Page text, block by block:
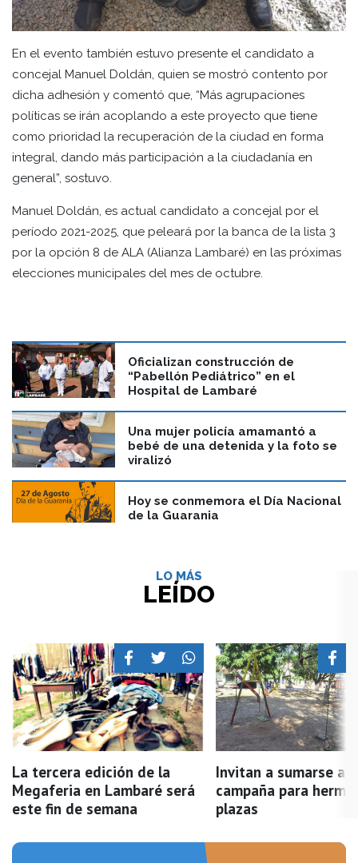
En el evento también estuvo presente el candidato a
concejal Manuel Doldán, quien se mostró contento por
dicha adhesión y comentó que, “Más agrupaciones
políticas se irán acoplando a este proyecto que tiene
como prioridad la recuperación de la ciudad en forma
integral, dando más participación a la ciudadanía en
general”, sostuvo.
Manuel Doldán, es actual candidato a concejal por el
período 2021-2025, que peleará por la banca de la lista 3
por la opción 8 de ALA (Alianza Lambaré) en las próximas
elecciones municipales del mes de octubre.
Oficializan construcción de
“Pabellón Pediátrico” en el
Hospital de Lambaré
Una mujer policía amamantó a
bebé de una detenida y la foto se
viralizó
Hoy se conmemora el Día Nacional
de la Guarania
LO MÁS
LEÍDO
La tercera edición de la
Megaferia en Lambaré será
este fin de semana
Invitan a sumarse a
campaña para
plazas